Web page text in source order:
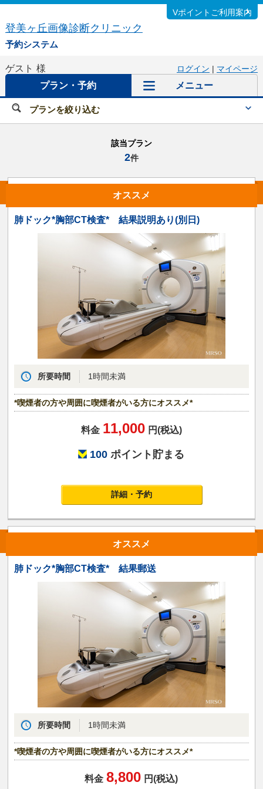
登美ヶ丘画像診断クリニック
予約システム
Vポイントご利用案内
ゲスト 様 ログイン | マイページ
プラン・予約 メニュー
プランを絞り込む
該当プラン
2件
オススメ
肺ドック*胸部CT検査* 結果説明あり(別日)
所要時間 1時間未満
*喫煙者の方や周囲に喫煙者がいる方にオススメ*
料金 11,000 円(税込)
100 ポイント貯まる
詳細・予約
オススメ
肺ドック*胸部CT検査* 結果郵送
所要時間 1時間未満
*喫煙者の方や周囲に喫煙者がいる方にオススメ*
料金 8,800 円(税込)